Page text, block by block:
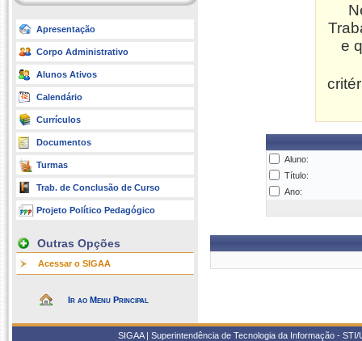
Apresentação
Corpo Administrativo
Alunos Ativos
Calendário
Currículos
Documentos
Turmas
Trab. de Conclusão de Curso
Projeto Político Pedagógico
Outras Opções
Acessar o SIGAA
Ir ao Menu Principal
e
Aluno:
Título:
Ano:
SIGAA | Superintendência de Tecnologia da Informação -